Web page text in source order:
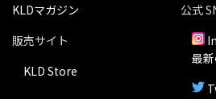
KLDマガジン
販売サイト
KLD Store
公式
最